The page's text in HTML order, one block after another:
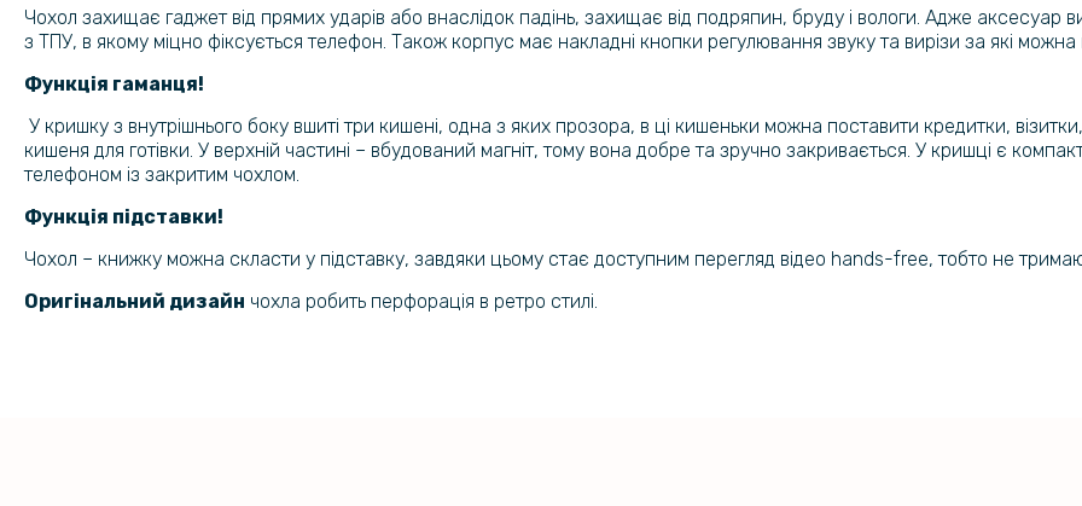
Чохол захищає гаджет від прямих ударів або внаслідок падінь, захищає від подряпин, бруду і вологи. Адже аксесуар
з ТПУ, в якому міцно фіксується телефон. Також корпус має накладні кнопки регулювання звуку та вирізи за які можна
Функція гаманця!
У кришку з внутрішнього боку вшиті три кишені, одна з яких прозора, в ці кишеньки можна поставити кредитки,
кишеня для готівки. У верхній частині – вбудований магніт, тому вона добре та зручно закривається. У кришці є
телефоном із закритим чохлом.
Функція підставки!
Чохол – книжку можна скласти у підставку, завдяки цьому стає доступним перегляд відео hands-free, тобто не
Оригінальний дизайн чохла робить перфорація в ретро стилі.